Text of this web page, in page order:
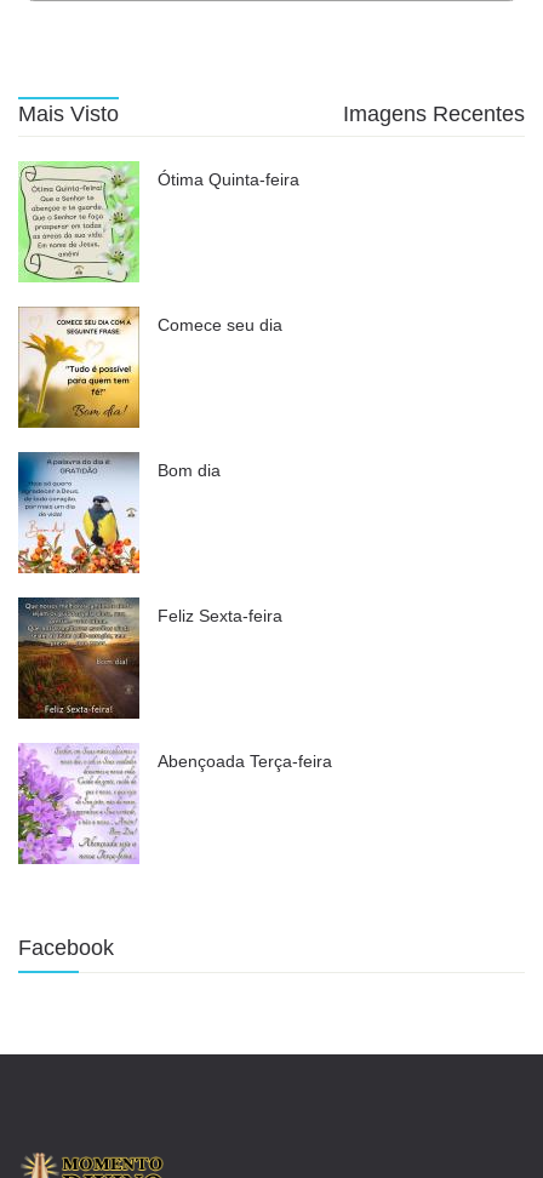
Mais Visto Imagens Recentes
Ótima Quinta-feira
Comece seu dia
Bom dia
Feliz Sexta-feira
Abençoada Terça-feira
Facebook